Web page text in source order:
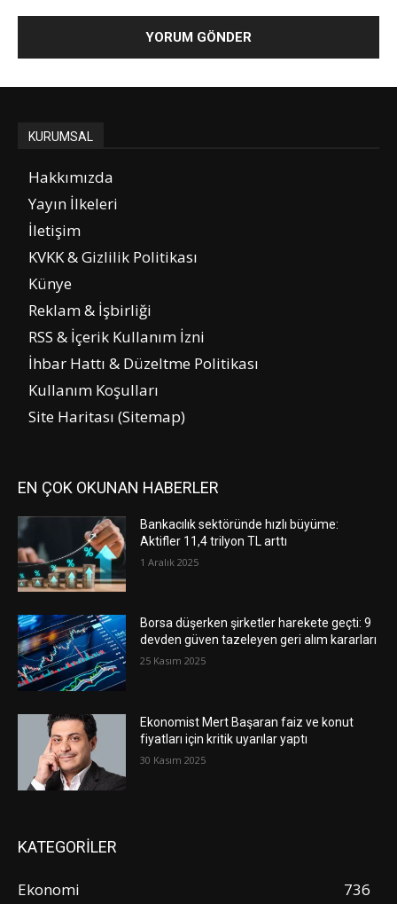
KURUMSAL
Hakkımızda
Yayın İlkeleri
İletişim
KVKK & Gizlilik Politikası
Künye
Reklam & İşbirliği
RSS & İçerik Kullanım İzni
İhbar Hattı & Düzeltme Politikası
Kullanım Koşulları
Site Haritası (Sitemap)
EN ÇOK OKUNAN HABERLER
Bankacılık sektöründe hızlı büyüme:
Aktifler 11,4 trilyon TL arttı
1 Aralık 2025
Borsa düşerken şirketler harekete geçti: 9
devden güven tazeleyen geri alım kararları
25 Kasım 2025
Ekonomist Mert Başaran faiz ve konut
fiyatları için kritik uyarılar yaptı
30 Kasım 2025
KATEGORİLER
Ekonomi
736